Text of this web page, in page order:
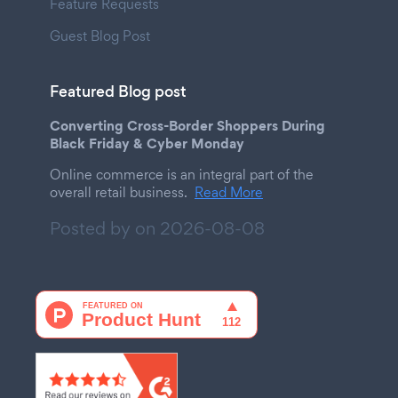
Feature Requests
Guest Blog Post
Featured Blog post
Converting Cross-Border Shoppers During
Black Friday & Cyber Monday
Online commerce is an integral part of the
overall retail business. Read More
Posted by on 2026-08-08